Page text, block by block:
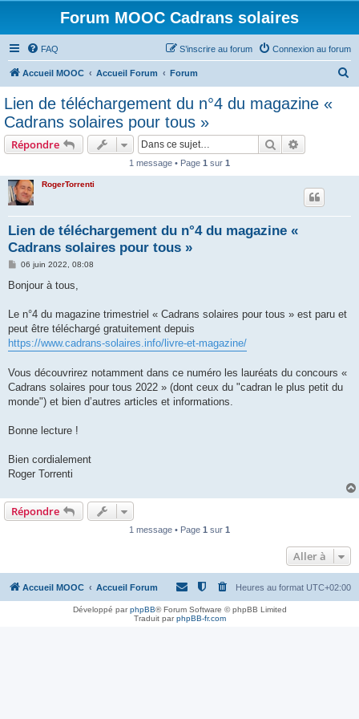
Forum MOOC Cadrans solaires
FAQ Connexion au forum
S’inscrire au forum
Accueil MOOC Accueil Forum Forum
Lien de téléchargement du n°4 du magazine «
Cadrans solaires pour tous »
Répondre Rechercher
1 message • Page 1 sur 1
RogerTorrenti
Lien de téléchargement du n°4 du magazine «
Cadrans solaires pour tous »
M
s
g
06 juin 2022, 08:08
Bonjour à tous,
Le n°4 du magazine trimestriel « Cadrans solaires pour tous » est paru et
peut être téléchargé gratuitement depuis
https://www.cadrans-solaires.info/livre-et-magazine/
Vous découvrirez notamment dans ce numéro les lauréats du concours «
Cadrans solaires pour tous 2022 » (dont ceux du "cadran le plus petit du
monde") et bien d’autres articles et informations.
Bonne lecture !
Bien cordialement
Roger Torrenti
Répondre
1 message • Page 1 sur 1
Aller à
Accueil MOOC Accueil Forum Heures au format UTC+02:00
Développé parphpBB® Forum Software © phpBB Limited
Traduit parphpBB-fr.com